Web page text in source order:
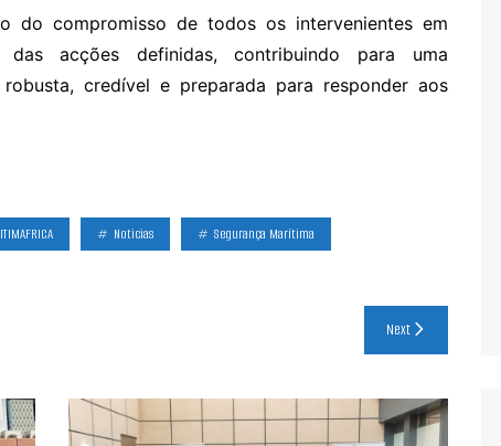
do compromisso de todos os intervenientes em
das acções definidas, contribuindo para uma
credível e preparada para responder aos
Noticias Segurança Marítima
Next